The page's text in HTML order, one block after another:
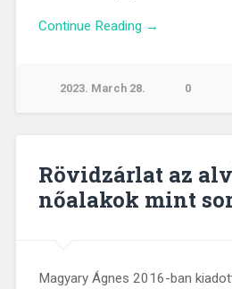
Continue Reading →
2023. March 28. 0
Rövidzárlat az
nőalakok mint
Magyary Ágnes 2016-ban